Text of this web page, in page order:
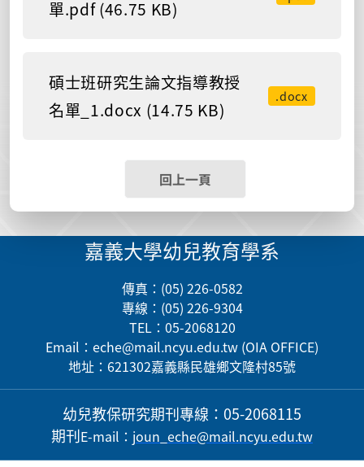
單.pdf (46.75 KB)
碩士班研究生論文指導教授
名單_1.docx (14.75 KB)
.docx
回上一頁
嘉義大學幼兒教育學系
傳真：(05) 226-0582
專線：(05) 226-9304
TEL：05-2068120
Email： eche@mail.ncyu.edu.tw (OIA OFFICE)
地址：621302嘉義縣民雄鄉文隆村85號
幼兒教保研究期刊專線：05-2068115
期刊E-mail ： joun_eche@mail.ncyu.edu.tw